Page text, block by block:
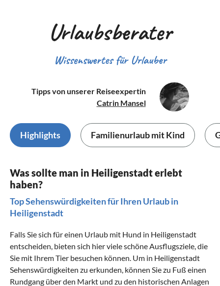
Urlaubsberater
Wissenswertes für Urlauber
Tipps von unserer Reiseexpertin
Catrin Mansel
Highlights Familienurlaub mit Kind
Was sollte man in Heiligenstadt erlebt
haben?
Top Sehenswürdigkeiten für Ihren Urlaub in
Heiligenstadt
Falls Sie sich für einen Urlaub mit Hund in Heiligenstadt
entscheiden, bieten sich hier viele schöne Ausflugsziele, die
Sie mit Ihrem Tier besuchen können. Um in Heiligenstadt
Sehenswürdigkeiten zu erkunden, können Sie zu Fuß einen
Rundgang über den Markt und zu den historischen Anlagen